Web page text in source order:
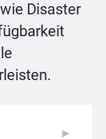
Disaster
▶